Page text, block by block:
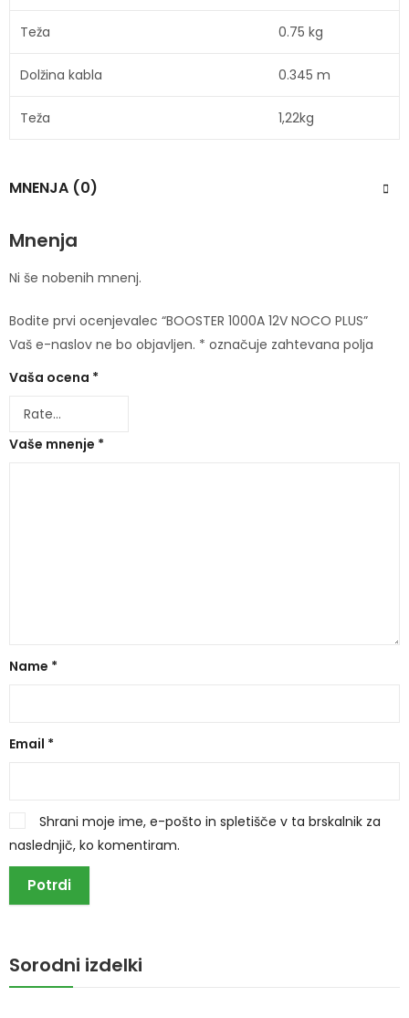
Teža 0.75 kg
Dolžina kabla 0.345 m
Teža 1,22kg
MNENJA (0)
Mnenja
Ni še nobenih mnenj.
Bodite prvi ocenjevalec “BOOSTER 1000A 12V NOCO PLUS”
Vaš e-naslov ne bo objavljen. * označuje zahtevana polja
Vaša ocena *
Vaše mnenje *
Name *
Email *
Shrani moje ime, e-pošto in spletišče v ta brskalnik za
naslednjič, ko komentiram.
Sorodni izdelki